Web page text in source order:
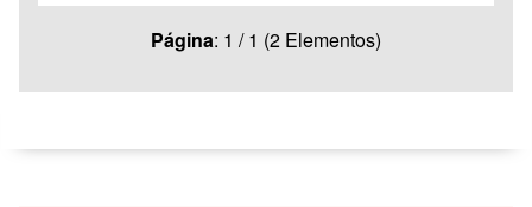
Página: 1 / 1 (2 Elementos)